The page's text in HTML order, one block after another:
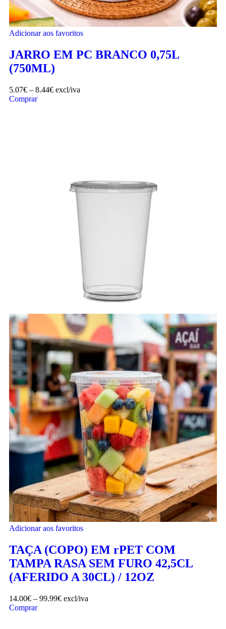
Adicionar aos favoritos
JARRO EM PC BRANCO 0,75L
(750ML)
5.07€ – 8.44€ excl/iva
Comprar
Adicionar aos favoritos
TAÇA (COPO) EM rPET COM
TAMPA RASA SEM FURO 42,5CL
(AFERIDO A 30CL) / 12OZ
14.00€ – 99.99€ excl/iva
Comprar